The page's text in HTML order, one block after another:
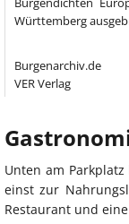
Württemberg
Burgenarchiv.de
VER Verlag
Unten am
einst zur
Restaurant und